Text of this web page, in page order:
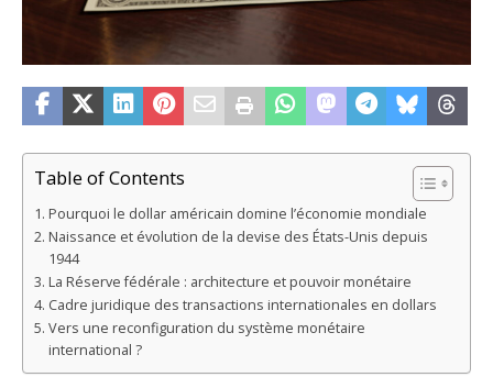
Table of Contents
Pourquoi le dollar américain domine l’économie mondiale
Naissance et évolution de la devise des États-Unis depuis
1944
La Réserve fédérale : architecture et pouvoir monétaire
Cadre juridique des transactions internationales en dollars
Vers une reconfiguration du système monétaire
international ?